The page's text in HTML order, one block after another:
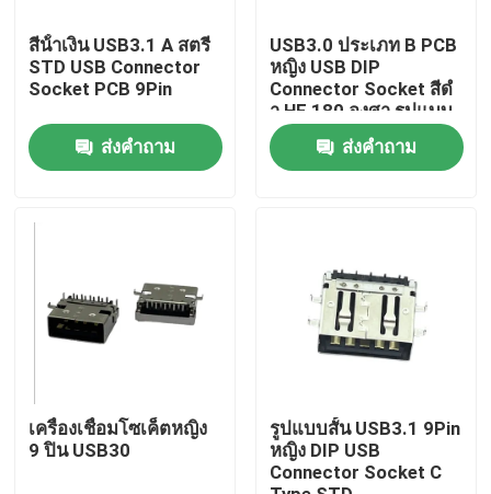
ทัวร์โรงงาน
ควบคุมคุณภาพ
สีน้ําเงิน USB3.1 A สตรี
STD USB Connector
Socket PCB 9Pin
ส่งคำถาม
USB3.0 ประเภท B PCB
หญิง USB DIP
Connector Socket สีดํ
า HF 180 องศา รูปแบบ
T
ส่งคำถาม
เครื่องเชื่อมโซเค็ตหญิง
9 ปิน USB30
รูปแบบสั้น USB3.1 9Pin
หญิง DIP USB
Connector Socket C